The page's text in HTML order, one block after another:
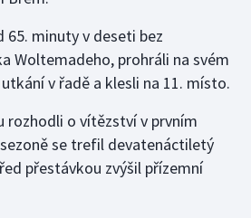
65. minuty v deseti bez
Woltemadeho, prohráli na svém
v řadě a klesli na 11. místo.
rozhodli o vítězství v prvním
se trefil devatenáctiletý
přestávkou zvýšil přízemní